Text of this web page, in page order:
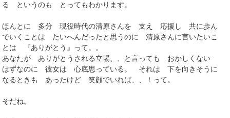
る というのも とってもわかります。
ほんとに 多分 現役時代の清原さんを 支え 応援し 共に歩ん
でいくことは たいへんだったと思うのに 清原さんに言いたいこ
とは 『ありがとう』って。。
あなたが ありがとうされる立場、、と言っても おかしくない
はずなのに 彼女は 心底思っている。 それは 下を向きそうに
なるときも あったけど 笑顔でいれば、、！って。
そだね。